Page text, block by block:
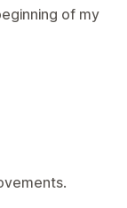
of my